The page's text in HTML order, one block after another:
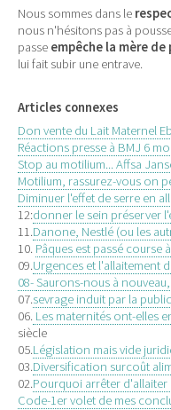
Nous sommes dans le
nous n'hésitons pas à
passe empêche la mère
lui fait subir une entrave.
Articles connexes
Don vente du Lait Maternel
Réactions presse à BMJ 6
Stop au motilium... Affsa
Motilium, rassurez-vous on
Diminuer l'effet de serre en
12:donner le sein préserver
11.Danone, Nestlé (ou les
10. Pâques est passé course
09.Urgences et l'allaitement
08-Saurons-nous à
07.sevrage induit par la
06. Les maternités ont-elles
siècle
05.Législation mais vide
03.Diversification surcoût
02.Pourquoi arrêter d'allaiter
Code-1er volet de mes